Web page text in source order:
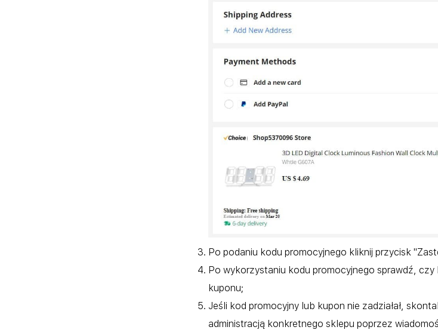
Po podaniu kodu promocyjnego kliknij przycisk
Po wykorzystaniu kodu promocyjnego sprawdź,
kuponu;
Jeśli kod promocyjny lub kupon nie zadziałał,
administracją konkretnego sklepu poprzez